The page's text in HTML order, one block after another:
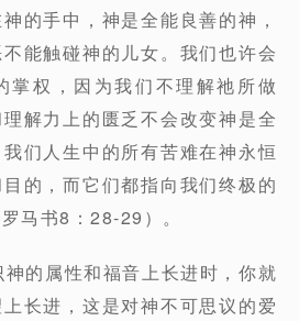
的手中，神是全能良善的神，
能触碰神的儿女。我们也许会
掌权，因为我们不理解祂所做
解力上的匮乏不会改变神是全
们人生中的所有苦难在神永恒
的，而它们都指向我们终极的
马书8：28-29）。
的属性和福音上长进时，你就
长进，这是对神不可思议的爱